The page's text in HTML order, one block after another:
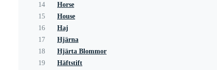
14
Horse
15
House
16
Haj
17
Hjärna
18
Hjärta Blommor
19
Häftstift